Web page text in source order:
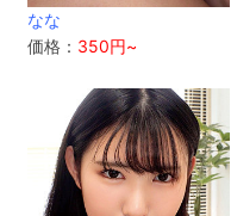
なな
価格： 350円~